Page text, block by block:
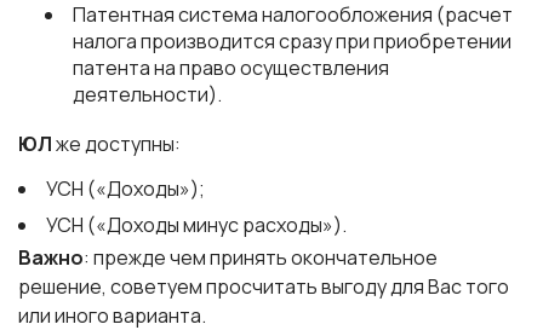
Патентная система налогообложения (расчет
налога производится сразу при приобретении
патента на право осуществления
деятельности).
ЮЛже доступны:
УСН («Доходы»);
УСН («Доходы минус расходы»).
Важно: прежде чем принять окончательное
решение, советуем просчитать выгоду для Вас того
или иного варианта.